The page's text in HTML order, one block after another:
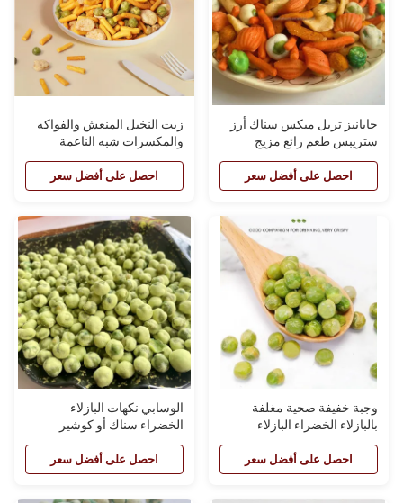
جابانيز تريل ميكس سناك أرز
ستريبس طعم رائع مزيج
مكسرات شرقية
احصل على أفضل سعر
زيت النخيل المنعش والفواكه
والمكسرات شبه الناعمة
احصل على أفضل سعر
وجبة خفيفة صحية مغلفة
بالبازلاء الخضراء البازلاء
المقرمشة والخردل والبازلاء
الخضراءاحصل على أفضل سعر
الوسابي نكهات البازلاء
الخضراء سناك أو كوشير
المفرقعات المالحة الحارة
احصل على أفضل سعر